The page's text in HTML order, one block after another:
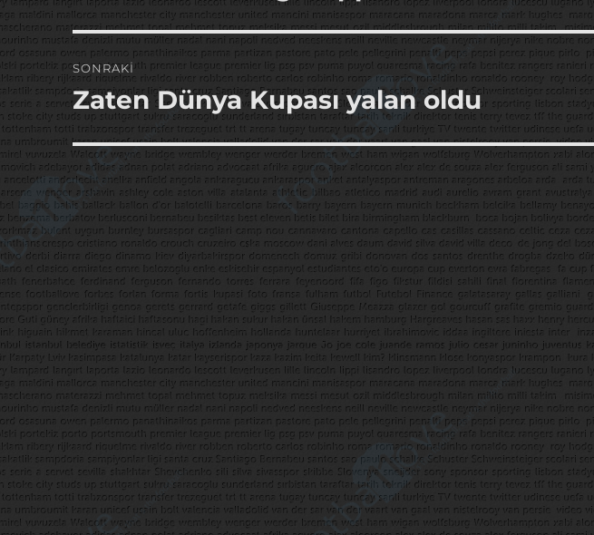
yazı:
SONRAKI
Sonraki
yazı:
Zaten Dünya Kupası yalan oldu